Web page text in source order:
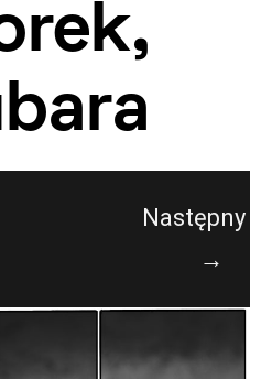
Następny
→